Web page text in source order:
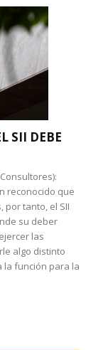
SII DEBE
reconocido que
por tanto, el SII
su deber
las
algo distinto
la función para la